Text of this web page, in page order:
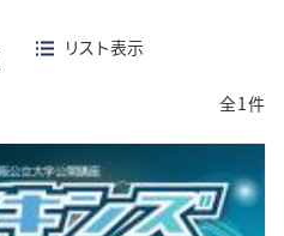
リスト表示
全1件